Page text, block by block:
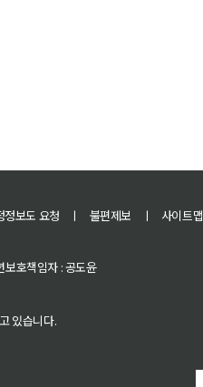
보도 요청 ㅣ 불편제보 ㅣ 사이트맵
보호책임자 : 공도윤
있습니다.